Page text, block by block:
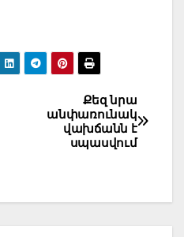
Քեզ նրա
անփառունակ
վախճանն է
սպասվում